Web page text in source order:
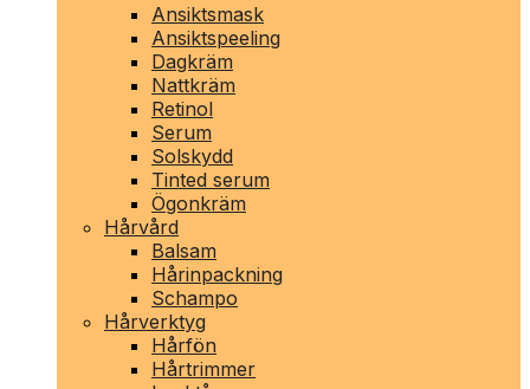
Ansiktsmask
Ansiktspeeling
Dagkräm
Nattkräm
Retinol
Serum
Solskydd
Tinted serum
Ögonkräm
Hårvård
Balsam
Hårinpackning
Schampo
Hårverktyg
Hårfön
Hårtrimmer